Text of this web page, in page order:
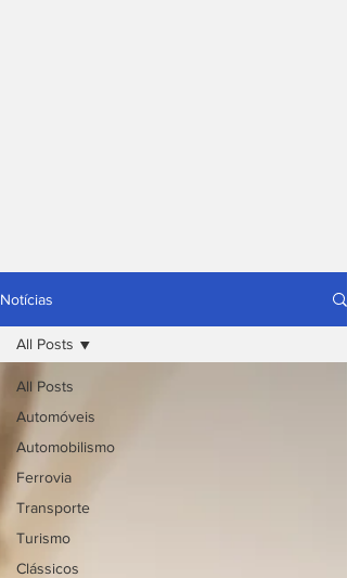
Notícias
All Posts
Automóveis
Automobilismo
Ferrovia
Transporte
Turismo
Clássicos
All Posts